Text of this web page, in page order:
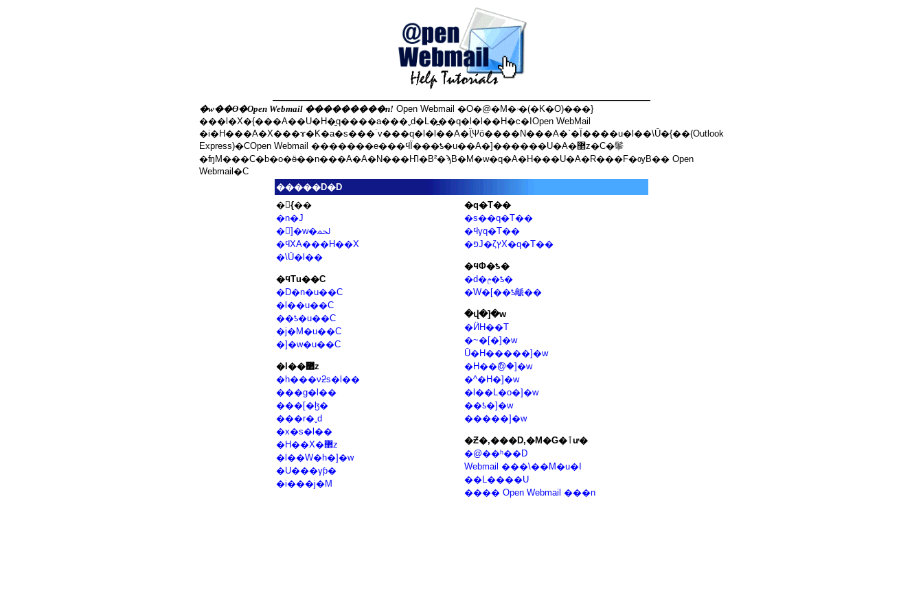
�w��Ө�Open Webmail ���������n! Open Webmail �O�@�M�ۥ�(�K�O)���}
���l�X�{���A��U�H�̱q����a���ˬd�L�̪��q�l�l��H�c�IOpen WebMail
�i�H���A�X���ɤ�K�a�s���ۤv���q�l�l��A�Ϊ̥Ψӧ����N���A�`�Ϊ����u�l��\Ū�{��(Outlook
Express)�COpen Webmail �������e���ϥΪ���ƾ�u��A�]������U�A�޲z�C�鬡
�ʩM���C�b�o�ӫ��n���A�A�N���Ҥl�B²�ϡB�M�w�q�A�H���U�A�R���F�ѹB�� Open
Webmail�C
�����D�D
�򥻻{��
�n�J
�򥻳]�w�ﶵ
�ϥΧA���H��X
�\Ū�l��
�ϥΤu��C
�D�n�u��C
�l��u��C
��ƾ�u��C
�j�M�u��C
�]�w�u��C
�l��޲z
�h���νƻs�l��
���g�l��
���[�ɮ�
���r�ˬd
�x�s�l��
�H��X�޲z
�l��W�h�]�w
�U���γƥ�
�i���j�M
�q�T��
�s��q�T��
�ϥγq�T��
�פJ�ζץX�q�T��
�ϥΦ�ƾ�
�d�ݦ�ƾ�
�W�[��ƾ䶵��
�վ�]�w
�ӤH��T
�~�[�]�w
Ū�H�����]�w
�H��ާ@�]�w
�^�H�]�w
�l��L�o�]�w
��ƾ�]�w
�����]�w
�Ƶ�,���D,�M�G�ٱư�
�@��ʰ��D
Webmail ���\��M�u�I
��L����U
���� Open Webmail ���n